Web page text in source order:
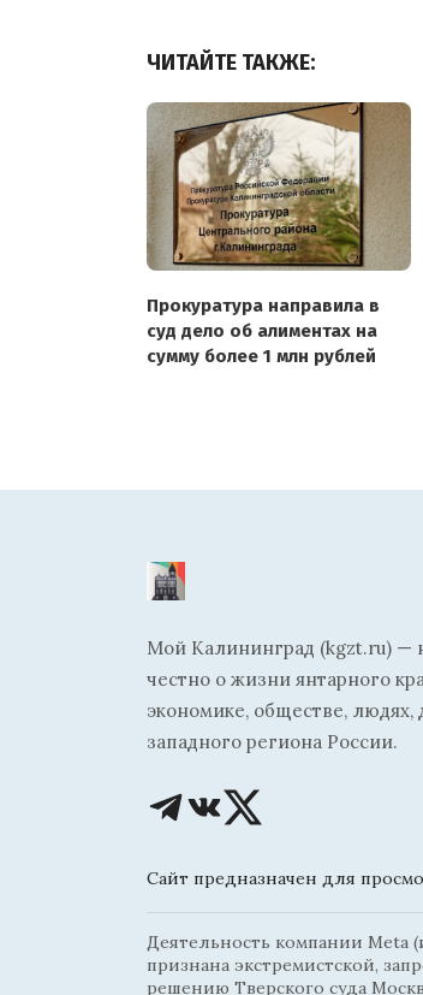
ЧИТАЙТЕ ТАКЖЕ:
Прокуратура направила в
суд дело об алиментах на
сумму более 1 млн рублей
Мой Калининград (kgzt.ru) —
честно о жизни янтарного
экономике, обществе, людях,
западного региона России.
Сайт предназначен для
Деятельность компании Meta
признана экстремистской,
решению Тверского суда